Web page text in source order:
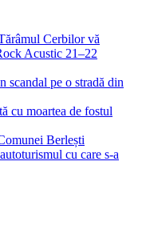
Cerbilor vă
Acustic 21–22
pe o stradă din
cu moartea de fostul
Berlești
cu care s-a